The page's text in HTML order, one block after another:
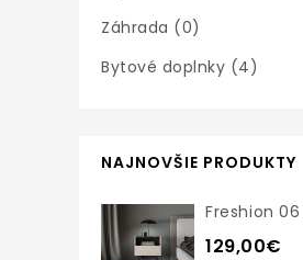
Záhrada (0)
Bytové doplnky (4)
NAJNOVŠIE PRODUKTY
129,00€